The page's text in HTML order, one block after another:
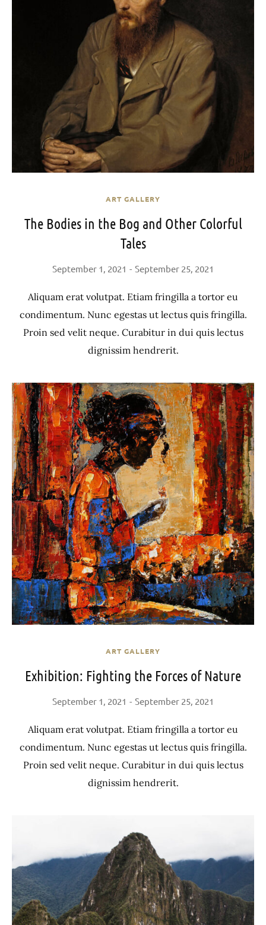
ART GALLERY
The Bodies in the Bog and Other Colorful
Tales
September 1, 2021 September 25, 2021
Aliquam erat volutpat. Etiam fringilla a tortor eu
condimentum. Nunc egestas ut lectus quis fringilla.
Proin sed velit neque. Curabitur in dui quis lectus
dignissim hendrerit.
ART GALLERY
Exhibition: Fighting the Forces of Nature
September 1, 2021 September 25, 2021
Aliquam erat volutpat. Etiam fringilla a tortor eu
condimentum. Nunc egestas ut lectus quis fringilla.
Proin sed velit neque. Curabitur in dui quis lectus
dignissim hendrerit.